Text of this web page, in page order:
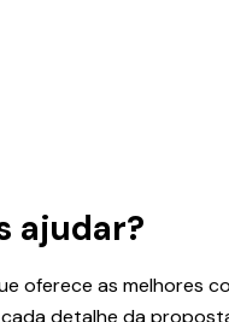
ajudar?
oferece as melhores
detalhe da